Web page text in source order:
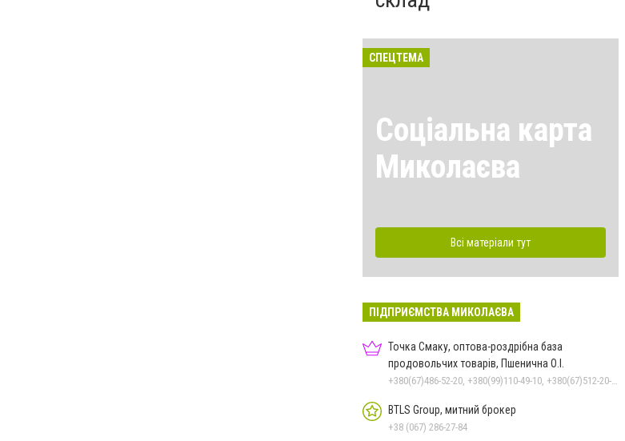
СПЕЦТЕМА
Соціальна карта
Миколаєва
Всі матеріали тут
ПІДПРИЄМСТВА МИКОЛАЄВА
Точка Смаку, оптова-роздрібна база
продовольчих товарів, Пшенична О.І.
BTLS Group, митний брокер
+38 (067) 286-27-84